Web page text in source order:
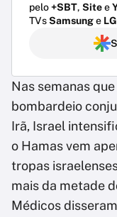
pelo+SBT, Sitee
TVsSamsunge LG
Nas semanas
bombardeio
Irã, Israel
o Hamas vem
tropas
mais da metade
Médicos